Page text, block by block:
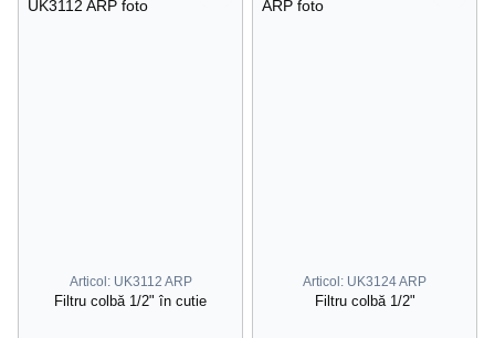
Articol: UK3112 ARP
Filtru colbă 1/2" în cutie
Articol: UK3124 ARP
Filtru colbă 1/2"